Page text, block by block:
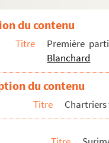
du contenu
Titre
Première
Blanchard
du contenu
Titre Chartriers